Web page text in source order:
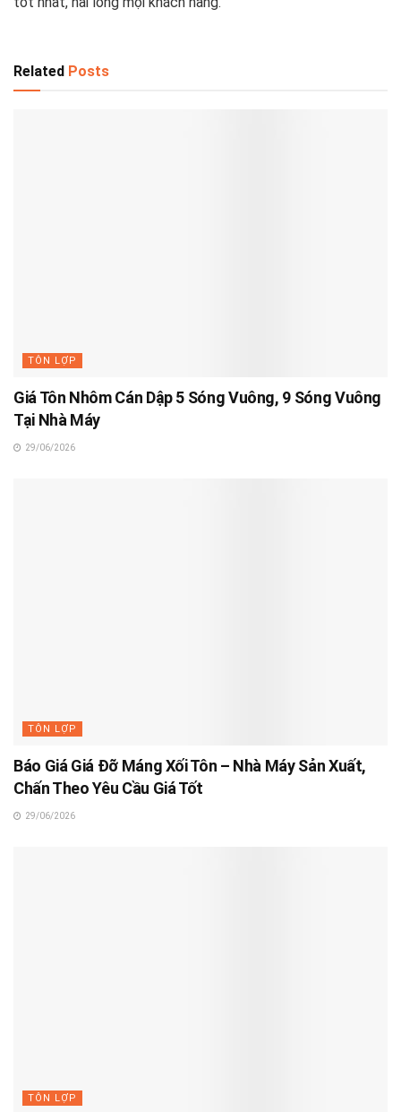
Related Posts
TÔN LỢP
Giá Tôn Nhôm Cán Dập 5 Sóng Vuông, 9 Sóng Vuông
Tại Nhà Máy
29/06/2026
TÔN LỢP
Báo Giá Giá Đỡ Máng Xối Tôn – Nhà Máy Sản Xuất,
Chấn Theo Yêu Cầu Giá Tốt
29/06/2026
TÔN LỢP